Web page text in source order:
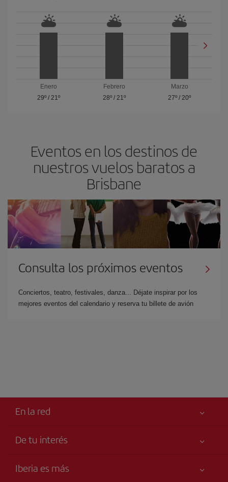
Enero
29º/ 21º
Febrero
28º/ 21º
Marzo
27º /20º
Eventos en los destinos de
nuestros vuelos baratos a
Brisbane
Consulta los próximos eventos
Conciertos, teatro, festivales, danza... Déjate inspirar por los
mejores eventos del calendario y reserva tu billete de avión
En la red
De tu interés
Tu seguridad es lo primero
Iberia es más